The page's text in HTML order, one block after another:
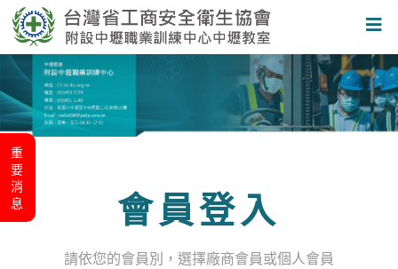
重要消息 會員登入
請依您的會員別，選擇廠商會員或個人會員